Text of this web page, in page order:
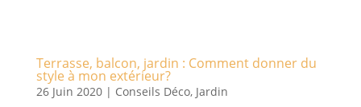
Terrasse, balcon, jardin : Comment donner du
style à mon extérieur?
26 Juin 2020| Conseils Déco, Jardin